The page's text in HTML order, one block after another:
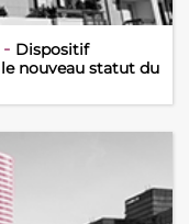
Dispositif
nouveau statut du